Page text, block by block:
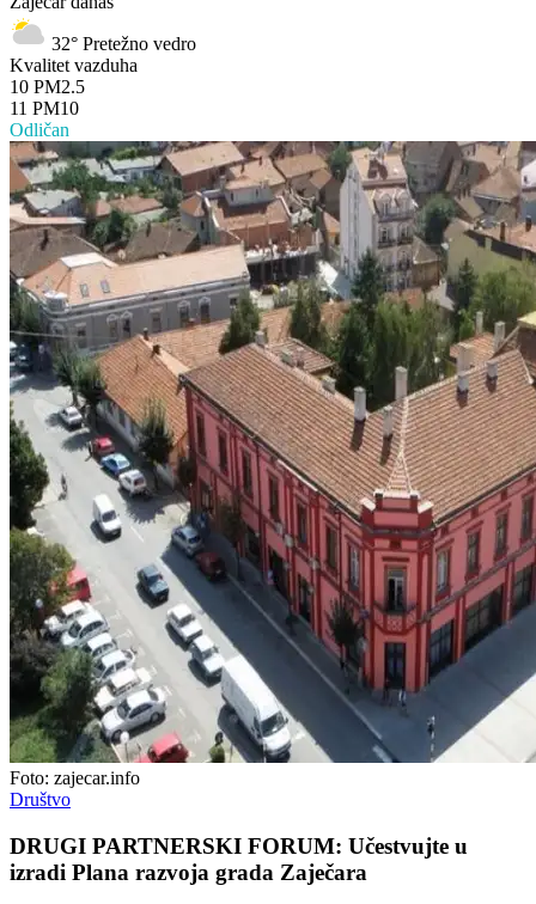
32° Pretežno vedro
Kvalitet vazduha
10 PM2.5
11 PM10
Odličan
Foto: zajecar.info
Društvo
DRUGI PARTNERSKI FORUM: Učеstvujtе u
izradi Plana razvoja grada Zajеčara